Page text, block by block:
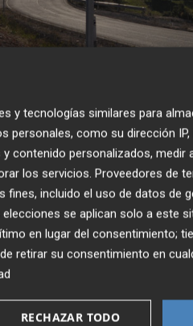
de la N-340
las obras de
con una inversión
y tecnologías similares para
personales, como su dirección
contenido personalizados, medir
los servicios. Proveedores de
incluido el uso de datos de
se aplican solo a este
en lugar del consentimiento;
retirar su consentimiento en
RECHAZAR TODO